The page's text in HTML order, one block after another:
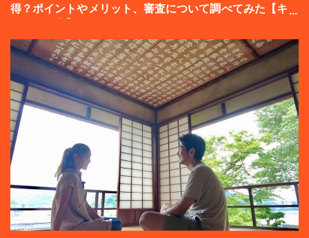
得？ポイントやメリット、審査について調べてみた【キャ